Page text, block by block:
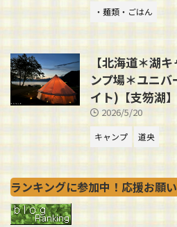
・麺類・ごはん
【北海道＊湖
ンプ場＊ユニ
イト)【支笏湖】
2026/5/20
キャンプ 道央
ランキングに参加中！応援お願